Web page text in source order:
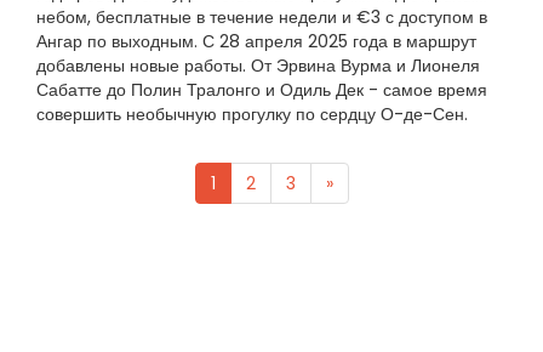
небом, бесплатные в течение недели и €3 с доступом в
Ангар по выходным. С 28 апреля 2025 года в маршрут
добавлены новые работы. От Эрвина Вурма и Лионеля
Сабатте до Полин Тралонго и Одиль Дек - самое время
совершить необычную прогулку по сердцу О-де-Сен.
1 2 3 »